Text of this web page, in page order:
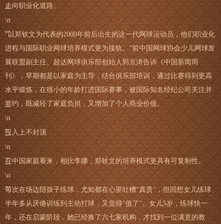
走向职业化道路。
\n
“以郑钦文为代表的2000年前后出生的这一代网球运动员，他们职业化
进程与国际职业网球培养模式更为接轨。”前中国网球协会少儿网球发
展联盟副主任、超达网球俱乐部创始人郭京涛告诉《中国新闻周
刊》，早期都是以家庭为主导，结合俱乐部培训，通过比赛得到更高
水平锻炼，在很小的年龄打进国际赛事，被国际知名经纪公司关注并
签约，既减轻了家庭负担，又增加了个人商业价值。
\n
投入上不封顶
\n
在中国家庭看来，相比李娜，郑钦文的培养模式更具有可复制性。
\n
每次在场边陪孩子练球，尤知都在心里吐槽“真贵”，但回想女儿练球
半年多从厌倦训练到主动打球，又觉得“值了”。女儿5岁，练球快一
年，还在启蒙阶段，她已经换了六七家机构，才找到一位满意的教